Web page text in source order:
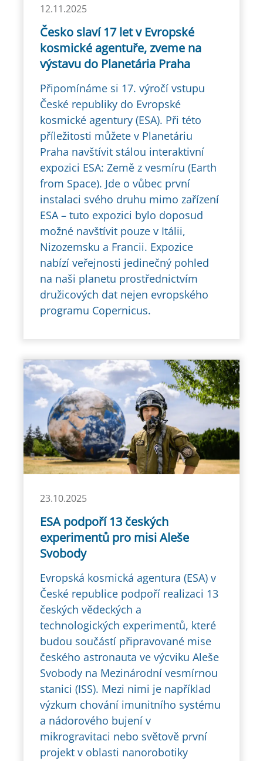
12.11.2025
Česko slaví 17 let v Evropské
kosmické agentuře, zveme na
výstavu do Planetária Praha
Připomínáme si 17. výročí vstupu
České republiky do Evropské
kosmické agentury (ESA). Při této
příležitosti můžete v Planetáriu
Praha navštívit stálou interaktivní
expozici ESA: Země z vesmíru (Earth
from Space). Jde o vůbec první
instalaci svého druhu mimo zařízení
ESA – tuto expozici bylo doposud
možné navštívit pouze v Itálii,
Nizozemsku a Francii. Expozice
nabízí veřejnosti jedinečný pohled
na naši planetu prostřednictvím
družicových dat nejen evropského
programu Copernicus.
23.10.2025
ESA podpoří 13 českých
experimentů pro misi Aleše
Svobody
Evropská kosmická agentura (ESA) v
České republice podpoří realizaci 13
českých vědeckých a
technologických experimentů, které
budou součástí připravované mise
českého astronauta ve výcviku Aleše
Svobody na Mezinárodní vesmírnou
stanici (ISS). Mezi nimi je například
výzkum chování imunitního systému
a nádorového bujení v
mikrogravitaci nebo světově první
projekt v oblasti nanorobotiky